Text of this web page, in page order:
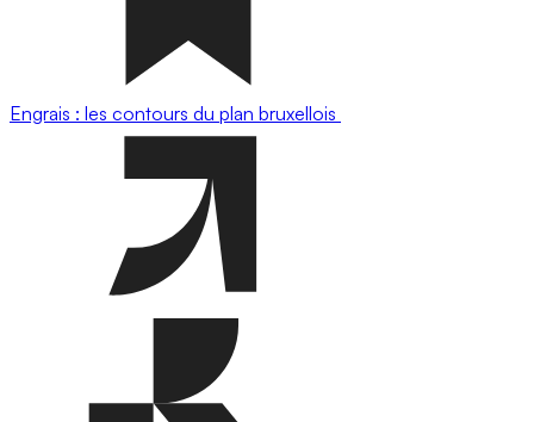
Engrais : les contours du plan bruxellois